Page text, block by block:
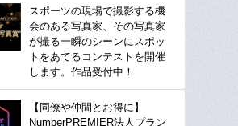
スポーツの現場で撮影する機
会のある写真家、その写真家
が撮る一瞬のシーンにスポッ
トをあてるコンテストを開催
します。作品受付中！
【同僚や仲間とお得に】
NumberPREMIER法人プラン